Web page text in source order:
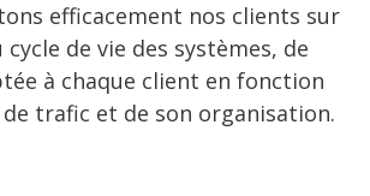
efficacement nos clients sur
cycle de vie des systèmes, de
à chaque client en fonction
trafic et de son organisation.